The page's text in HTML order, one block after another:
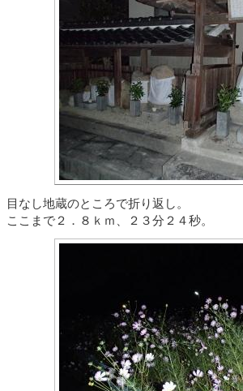
目なし地蔵のところで折り返し。
ここまで２．８ｋｍ、２３分２４秒。